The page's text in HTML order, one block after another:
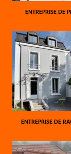
ENTREPRISE DE
ENTREPRISE DE